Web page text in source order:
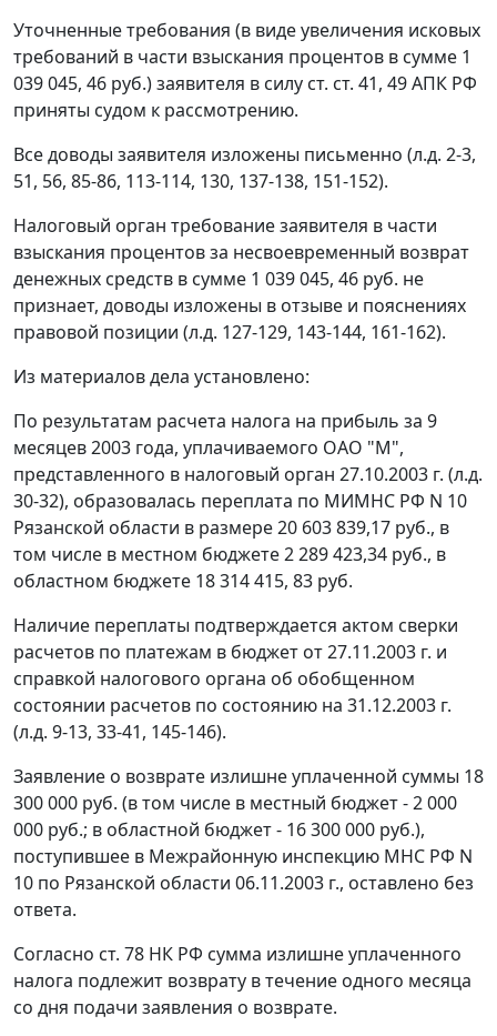
Уточненные требования (в виде увеличения исковых
требований в части взыскания процентов в сумме 1
039 045, 46 руб.) заявителя в силу ст. ст. 41, 49АПК РФ
приняты судом к рассмотрению.
Все доводы заявителя изложены письменно (л.д. 2-3,
51, 56, 85-86, 113-114, 130, 137-138, 151-152).
Налоговый орган требование заявителя в части
взыскания процентов за несвоевременный возврат
денежных средств в сумме 1 039 045, 46 руб. не
признает, доводы изложены в отзыве и пояснениях
правовой позиции (л.д. 127-129, 143-144, 161-162).
Из материалов дела установлено:
По результатам расчета налога на прибыль за 9
месяцев 2003 года, уплачиваемого ОАО "М",
представленного в налоговый орган 27.10.2003 г. (л.д.
30-32), образовалась переплата по МИМНС РФ N 10
Рязанской области в размере 20 603 839,17 руб., в
том числе в местном бюджете 2 289 423,34 руб., в
областном бюджете 18 314 415, 83 руб.
Наличие переплаты подтверждается актом сверки
расчетов по платежам в бюджет от 27.11.2003 г. и
справкой налогового органа об обобщенном
состоянии расчетов по состоянию на 31.12.2003 г.
(л.д. 9-13, 33-41, 145-146).
Заявление о возврате излишне уплаченной суммы 18
300 000 руб. (в том числе в местный бюджет - 2 000
000 руб.; в областной бюджет - 16 300 000 руб.),
поступившее в Межрайонную инспекцию МНС РФ N
10 по Рязанской области 06.11.2003 г., оставлено без
ответа.
Согласно ст. 78 НК РФ сумма излишне уплаченного
налога подлежит возврату в течение одного месяца
со дня подачи заявления о возврате.